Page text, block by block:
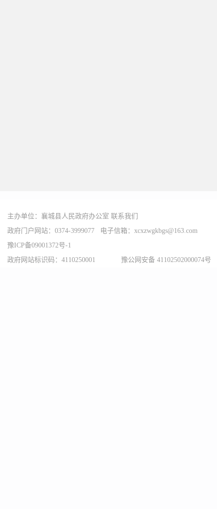
主办单位：襄城县人民政府办公室 联系我们
政府门户网站：0374-3999077 电子信箱：xcxzwgkbgs@163.com
豫ICP备09001372号-1
政府网站标识码：4110250001
豫公网安备 41102502000074号